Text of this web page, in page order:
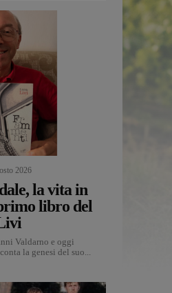
2026
la vita in
libro del
Valdarno e oggi
la genesi del suo...